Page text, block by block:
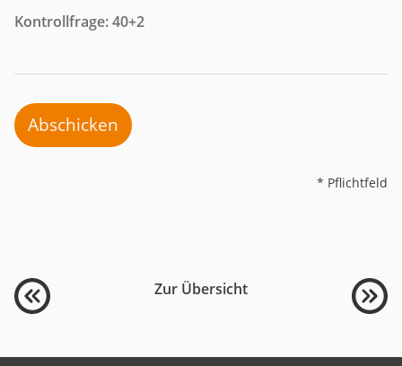
Kontrollfrage: 40+2
Abschicken
* Pflichtfeld
Zur Übersicht